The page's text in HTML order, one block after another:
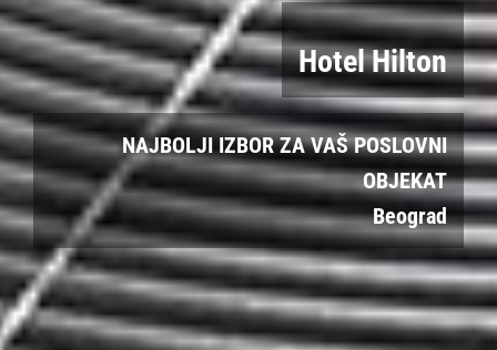
Poslovna zgrada
POGODNI ZA SVAKI ULAZ
Beograd